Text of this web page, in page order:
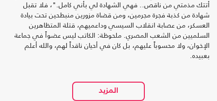
أتتك مذمتي من ناقص.. فهي الشهادة لي بأني كامل."، فلا تقبل
شهادة من كذبة فجرة مجرمين، ومن قضاة مزورين منبطحين تحت بيادة
العسكر، من عصابة انقلاب السيسي وداعميهم، قتلة المتظاهرين
السلميين من الشعب المصري. ملحوظة: الكاتب ليس عضواً في جماعة
الإخوان، ولا محسوباً عليهم، بل كان في أحيان ناقداً لهم، والله أعلم
بعبيده.